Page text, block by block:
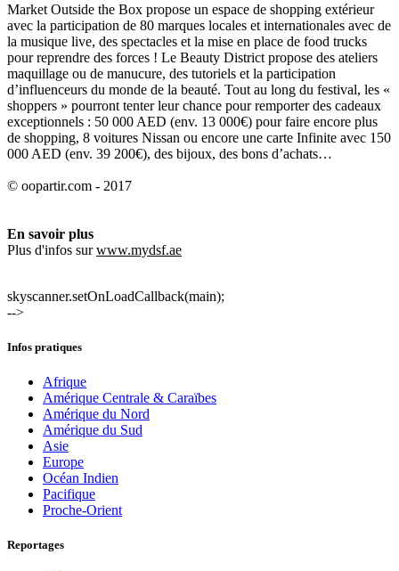
Market Outside the Box propose un espace de shopping extérieur
avec la participation de 80 marques locales et internationales avec de
la musique live, des spectacles et la mise en place de food trucks
pour reprendre des forces ! Le Beauty District propose des ateliers
maquillage ou de manucure, des tutoriels et la participation
d’influenceurs du monde de la beauté. Tout au long du festival, les «
shoppers » pourront tenter leur chance pour remporter des cadeaux
exceptionnels : 50 000 AED (env. 13 000€) pour faire encore plus
de shopping, 8 voitures Nissan ou encore une carte Infinite avec 150
000 AED (env. 39 200€), des bijoux, des bons d’achats…
© oopartir.com - 2017
En savoir plus
Plus d'infos surwww.mydsf.ae
skyscanner.setOnLoadCallback(main);
-->
Infos pratiques
Afrique
Amérique Centrale & Caraïbes
Amérique du Nord
Amérique du Sud
Asie
Europe
Océan Indien
Pacifique
Proche-Orient
Reportages